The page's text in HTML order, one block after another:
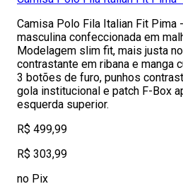
Camisa Polo Fila Italian Fit Pima
masculina confeccionada em
Modelagem slim fit, mais justa
contrastante em ribana e manga
3 botões de furo, punhos
gola institucional e patch F-Box
esquerda superior.
R$ 499,99
R$ 303,99
no Pix